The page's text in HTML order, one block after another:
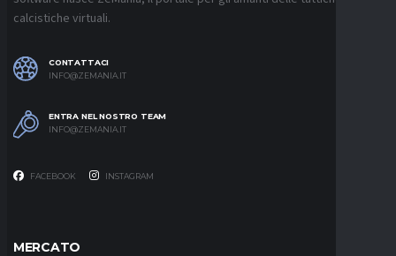
calcistiche virtuali.
CONTATTACI
INFO@ZEMANIA.IT
ENTRA NEL NOSTRO TEAM
INFO@ZEMANIA.IT
FACEBOOK INSTAGRAM
MERCATO